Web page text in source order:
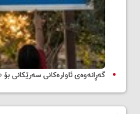
گەڕانەوەی ئاوارەکانی سەرێکانی بۆ ۱۰ی ئاب دواخراوە